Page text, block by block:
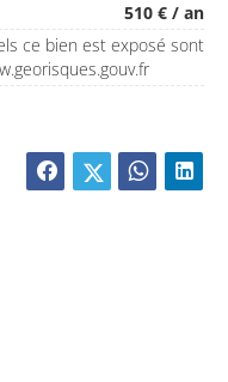
510 € / an
ce bien est exposé sont